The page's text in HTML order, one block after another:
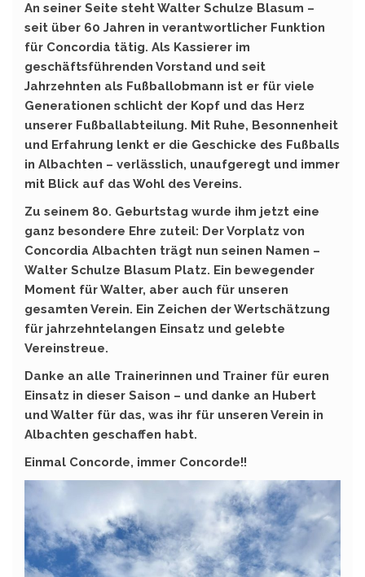
An seiner Seite steht Walter Schulze Blasum –
seit über 60 Jahren in verantwortlicher Funktion
für Concordia tätig. Als Kassierer im
geschäftsführenden Vorstand und seit
Jahrzehnten als Fußballobmann ist er für viele
Generationen schlicht der Kopf und das Herz
unserer Fußballabteilung. Mit Ruhe, Besonnenheit
und Erfahrung lenkt er die Geschicke des Fußballs
in Albachten – verlässlich, unaufgeregt und immer
mit Blick auf das Wohl des Vereins.
Zu seinem 80. Geburtstag wurde ihm jetzt eine
ganz besondere Ehre zuteil: Der Vorplatz von
Concordia Albachten trägt nun seinen Namen –
Walter Schulze Blasum Platz. Ein bewegender
Moment für Walter, aber auch für unseren
gesamten Verein. Ein Zeichen der Wertschätzung
für jahrzehntelangen Einsatz und gelebte
Vereinstreue.
Danke an alle Trainerinnen und Trainer für euren
Einsatz in dieser Saison – und danke an Hubert
und Walter für das, was ihr für unseren Verein in
Albachten geschaffen habt.
Einmal Concorde, immer Concorde!!